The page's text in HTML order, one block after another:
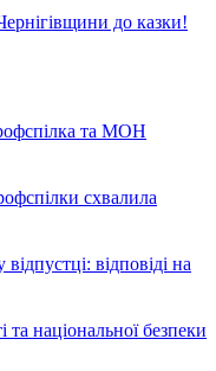
до казки!
та МОН
схвалила
відповіді на
національної безпеки